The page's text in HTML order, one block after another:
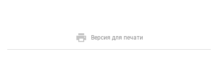
Версия для печати